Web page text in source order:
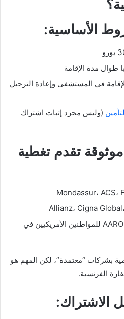
طوال مدة الإقامة
في المستشفى وإعادة الترحيل
(وليس مجرد إثبات اشتراك
تقدم تغطية
منظمات للمغتربين: مثل AARO للمواطنين الأمريكيين في
بشركات “معتمدة”، لكن المهم هو
الفرنسية.